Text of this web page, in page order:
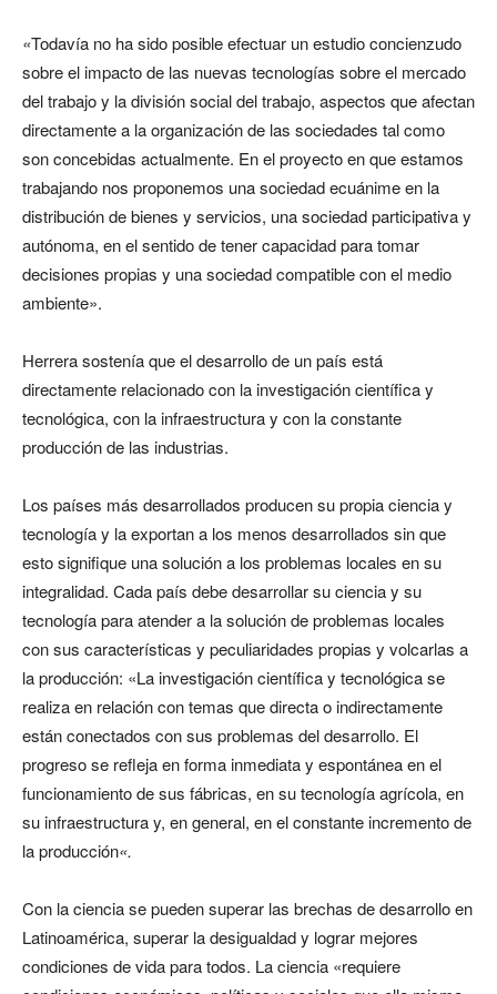
«Todavía no ha sido posible efectuar un estudio concienzudo
sobre el impacto de las nuevas tecnologías sobre el mercado
del trabajo y la división social del trabajo, aspectos que afectan
directamente a la organización de las sociedades tal como
son concebidas actualmente. En el proyecto en que estamos
trabajando nos proponemos una sociedad ecuánime en la
distribución de bienes y servicios, una sociedad participativa y
autónoma, en el sentido de tener capacidad para tomar
decisiones propias y una sociedad compatible con el medio
ambiente».
Herrera sostenía que el desarrollo de un país está
directamente relacionado con la investigación científica y
tecnológica, con la infraestructura y con la constante
producción de las industrias.
Los países más desarrollados producen su propia ciencia y
tecnología y la exportan a los menos desarrollados sin que
esto signifique una solución a los problemas locales en su
integralidad. Cada país debe desarrollar su ciencia y su
tecnología para atender a la solución de problemas locales
con sus características y peculiaridades propias y volcarlas a
la producción: «La investigación científica y tecnológica se
realiza en relación con temas que directa o indirectamente
están conectados con sus problemas del desarrollo. El
progreso se refleja en forma inmediata y espontánea en el
funcionamiento de sus fábricas, en su tecnología agrícola, en
su infraestructura y, en general, en el constante incremento de
la producción«.
Con la ciencia se pueden superar las brechas de desarrollo en
Latinoamérica, superar la desigualdad y lograr mejores
condiciones de vida para todos. La ciencia «requiere